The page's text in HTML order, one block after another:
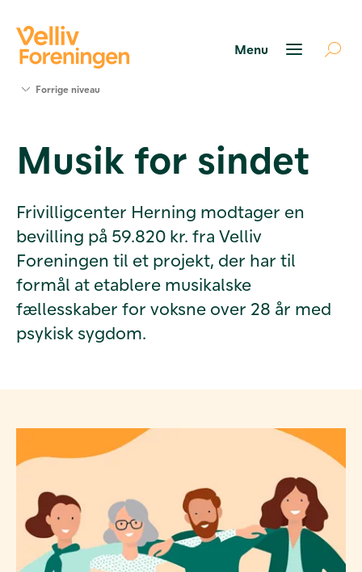
Værktøjer
og viden
Foreningen
Kontakt
os
Forrige niveau
Musik for sindet
Frivilligcenter Herning modtager en
bevilling på 59.820 kr. fra Velliv
Foreningen til et projekt, der har til
formål at etablere musikalske
fællesskaber for voksne over 28 år med
psykisk sygdom.